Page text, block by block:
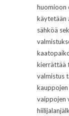
huomioon
käytetään
sähköä
kierrättää
valmistus
vaippojen